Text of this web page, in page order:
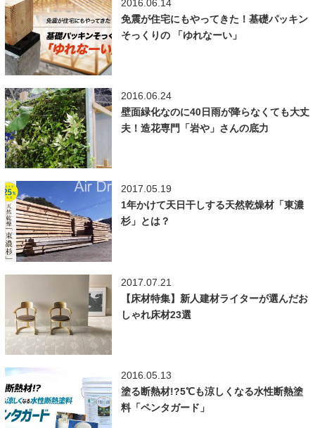
2016.06.14
免震が住宅にもやってきた！基礎パッキン
そっくりの 「ゆれなーい」
2016.06.24
壁面緑化なのに40日雨が降らなくても大丈
夫！造花専門「岩や」さんの底力
2017.05.19
1年かけて天日干しする天然乾燥材「東濃
杉」とは？
2017.07.21
【床材特集】新人建材ライターが選んだお
しゃれ床材23選
2016.05.13
塗る断熱材!?5℃も涼しくなる水性断熱塗
料「ペンタガード」